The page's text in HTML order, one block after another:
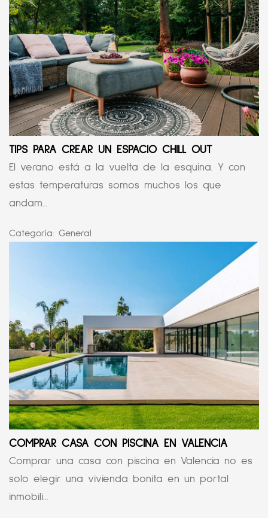
TIPS PARA CREAR UN ESPACIO CHILL OUT
El verano está a la vuelta de la esquina. Y con
estas temperaturas somos muchos los que
andam...
Categoría: General
COMPRAR CASA CON PISCINA EN VALENCIA
Comprar una casa con piscina en Valencia no es
solo elegir una vivienda bonita en un portal
inmobili...